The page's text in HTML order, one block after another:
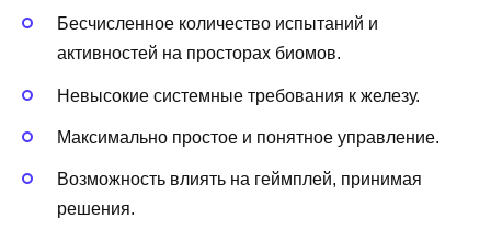
Бесчисленное количество испытаний и
активностей на просторах биомов.
Невысокие системные требования к железу.
Максимально простое и понятное управление.
Возможность влиять на геймплей, принимая
решения.